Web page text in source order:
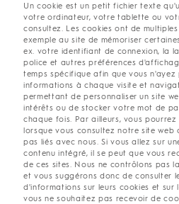
Un cookie est un petit fichier texte
votre ordinateur, votre tablette ou
consultez. Les cookies ont de
exemple au site de mémoriser
ex. votre identifiant de connexion, la
police et autres préférences
temps spécifique afin que vous
informations à chaque visite et
permettant de personnaliser un site
intérêts ou de stocker votre mot de
chaque fois. Par ailleurs, vous
lorsque vous consultez notre site web
pas liés avec nous. Si vous allez sur
contenu intégré, il se peut que vous
de ces sites. Nous ne contrôlons pas
et vous suggérons donc de consulter
d'informations sur leurs cookies et sur
vous ne souhaitez pas recevoir de